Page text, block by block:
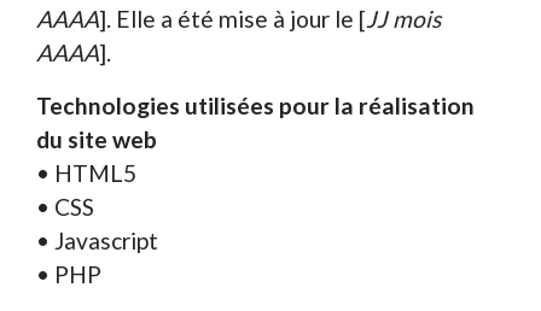
AAAA]. Elle a été mise à jour le [JJ mois
AAAA].
Technologies utilisées pour la réalisation
du site web
• HTML5
• CSS
• Javascript
• PHP